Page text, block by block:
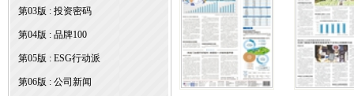
第03版 : 投资密码
第04版 : 品牌100
第05版 : ESG行动派
第06版 : 公司新闻